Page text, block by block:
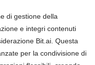
di gestione della
e integri contenuti
Bit.ai. Questa
per la condivisione di